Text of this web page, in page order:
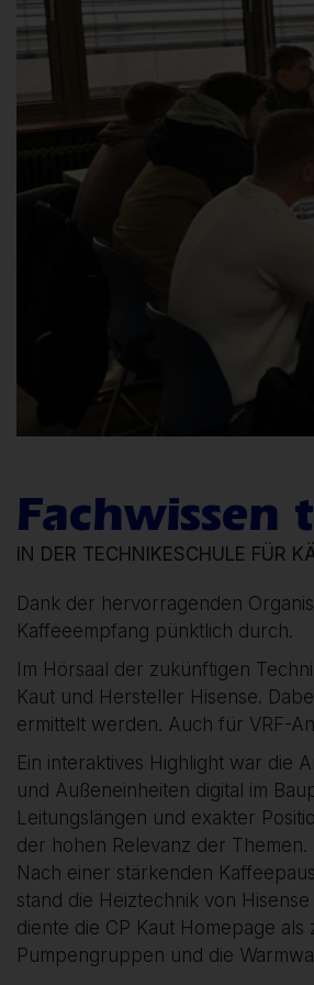
Fachwissen
IN DER TECHNIKESCHULE FÜR
Dank der hervorragenden
Kaffeeempfang pünktlich durch.
Im Hörsaal der zukünftigen
Kaut und Hersteller Hisense.
ermittelt werden. Auch für VRF-
Ein interaktives Highlight war die
und Außeneinheiten digital im
Leitungslängen und exakter
der hohen Relevanz der Themen.
Nach einer stärkenden
stand die Heiztechnik von
diente die CP Kaut Homepage
Pumpengruppen und die